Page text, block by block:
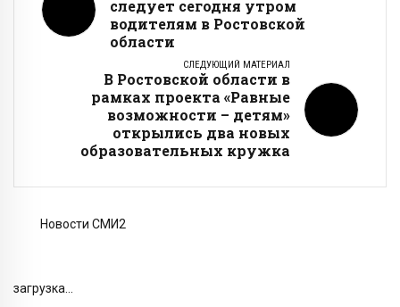
следует сегодня утром
водителям в Ростовской
области
СЛЕДУЮЩИЙ МАТЕРИАЛ
В Ростовской области в
рамках проекта «Равные
возможности – детям»
открылись два новых
образовательных кружка
Новости СМИ2
загрузка...